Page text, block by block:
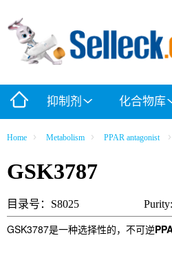
抑制剂 化合物库
Home Metabolism PPAR antagonist
GSK3787
目录号：S8025
GSK3787是一种选择性的，不可逆